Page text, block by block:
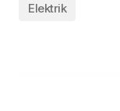
Elektrik